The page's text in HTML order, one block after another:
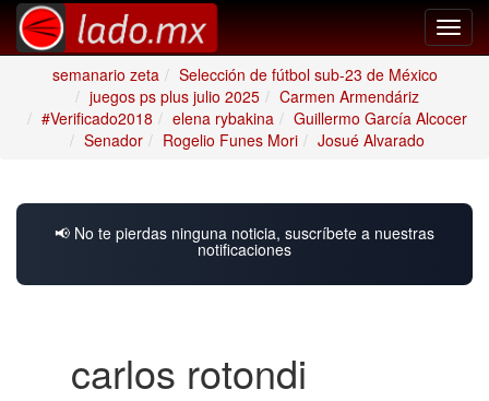
semanario zeta
Selección de fútbol sub-23 de México
juegos ps plus julio 2025
Carmen Armendáriz
#Verificado2018
elena rybakina
Guillermo García Alcocer
Senador
Rogelio Funes Mori Josué Alvarado
📢 No te pierdas ninguna noticia, suscríbete a nuestras
notificaciones
carlos rotondi